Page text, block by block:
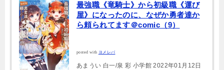
最強職《竜騎士》から初級職《運び
屋》になったのに、なぜか勇者達か
ら頼られてます＠comic（9）
posted with ヨメレバ
あまうい 白一/泉 彩 小学館 2022年01月12日